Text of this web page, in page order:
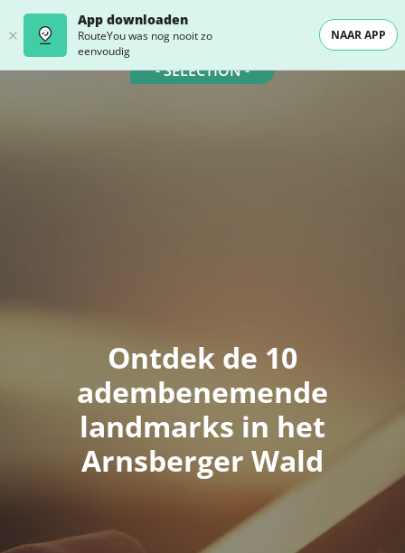
App downloaden
RouteYou was nog nooit zo
eenvoudig
NAAR APP
- SELECTION -
Ontdek de 10
adembenemende
landmarks in het
Arnsberger Wald